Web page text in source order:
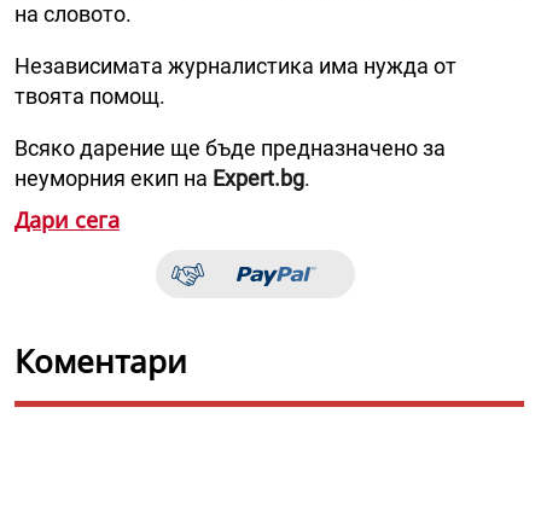
на словото.
Независимата журналистика има нужда от
твоята помощ.
Всяко дарение ще бъде предназначено за
неуморния екип на Expert.bg.
Дари сега
Коментари